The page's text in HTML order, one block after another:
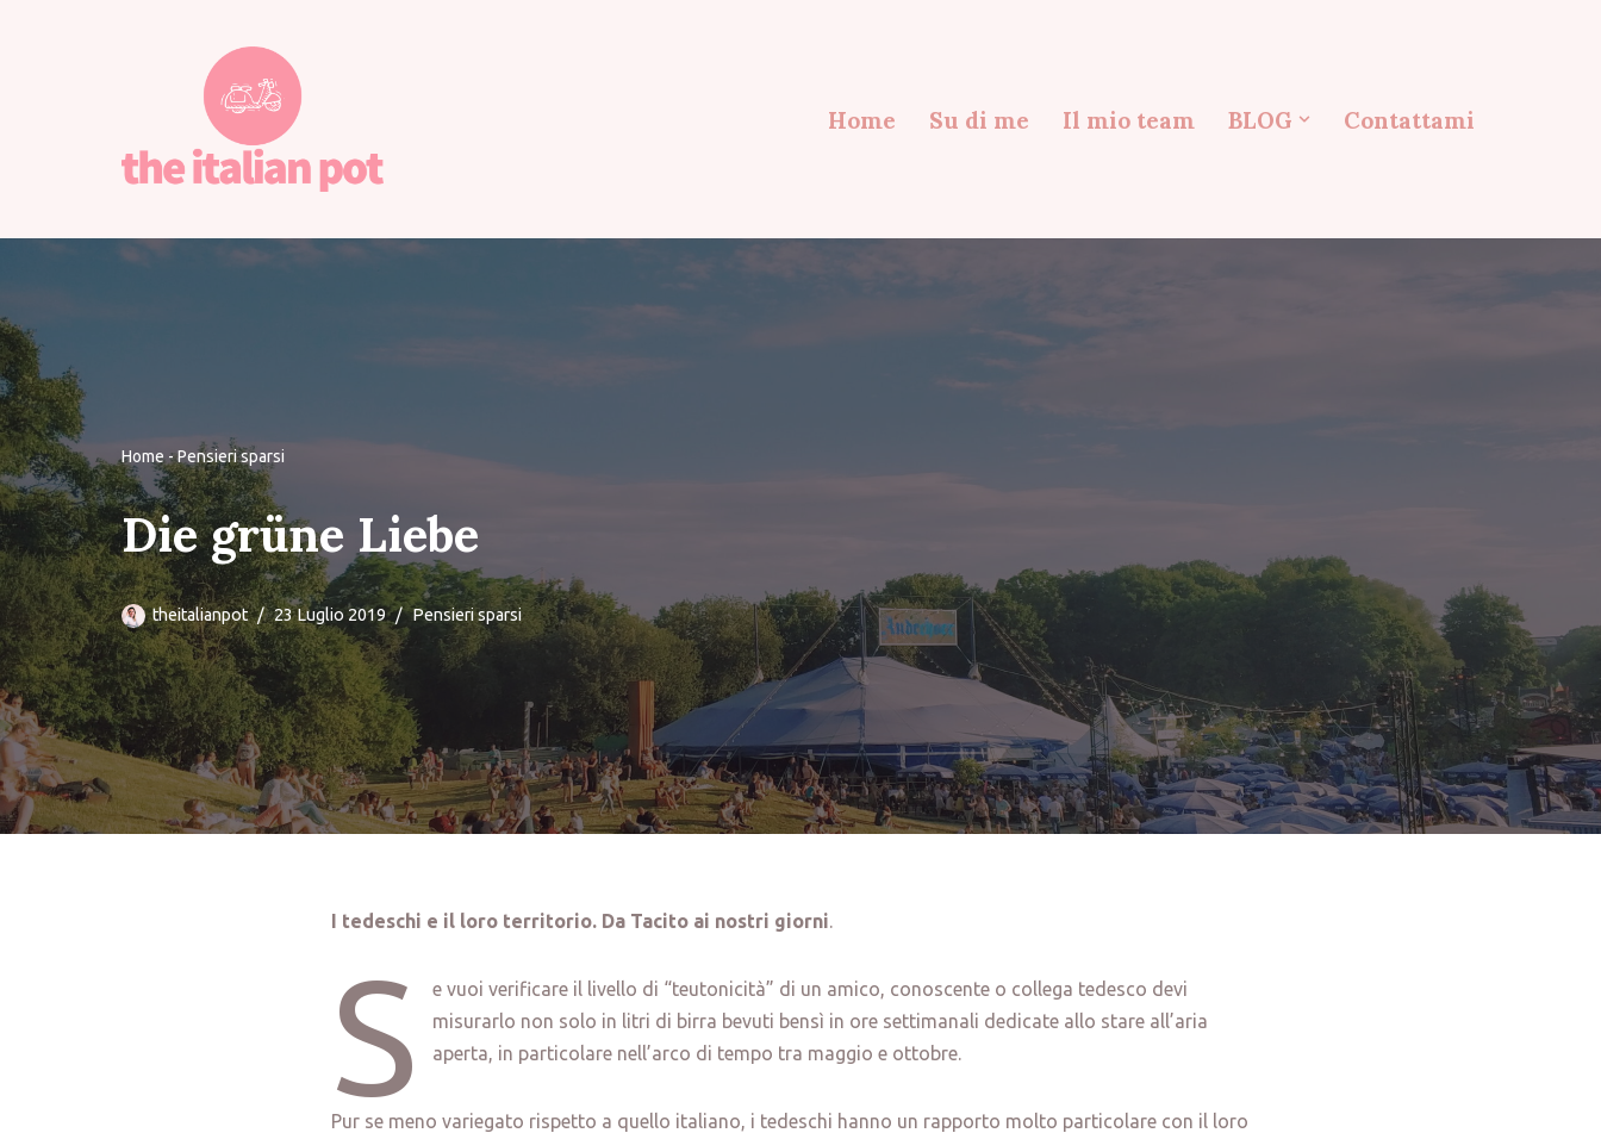
Home Su di me Il mio team BLOG Contattami
Home -Pensieri sparsi
Die grüne Liebe
theitalianpot 23 Luglio 2019 Pensieri sparsi
I tedeschi e il loro territorio. Da Tacito ai nostri giorni.
S
e vuoi verificare il livello di “teutonicità” di un amico, conoscente o collega tedesco devi
misurarlo non solo in litri di birra bevuti bensì in ore settimanali dedicate allo stare all’aria
aperta, in particolare nell’arco di tempo tra maggio e ottobre.
Pur se meno variegato rispetto a quello italiano, i tedeschi hanno un rapporto molto particolare con il loro